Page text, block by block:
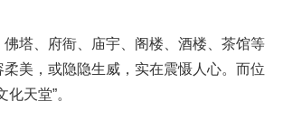
塔、府衙、庙宇、阁楼、酒楼、茶馆等
美，或隐隐生威，实在震慑人心。而位
天堂”。